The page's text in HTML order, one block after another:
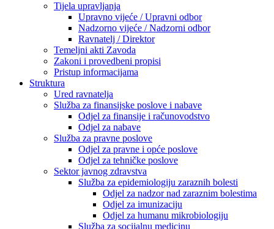
Tijela upravljanja
Upravno vijeće / Upravni odbor
Nadzorno vijeće / Nadzorni odbor
Ravnatelj / Direktor
Temeljni akti Zavoda
Zakoni i provedbeni propisi
Pristup informacijama
Struktura
Ured ravnatelja
Služba za finansijske poslove i nabave
Odjel za finansije i računovodstvo
Odjel za nabave
Služba za pravne poslove
Odjel za pravne i opće poslove
Odjel za tehničke poslove
Sektor javnog zdravstva
Služba za epidemiologiju zaraznih bolesti
Odjel za nadzor nad zaraznim bolestima
Odjel za imunizaciju
Odjel za humanu mikrobiologiju
Služba za socijalnu medicinu